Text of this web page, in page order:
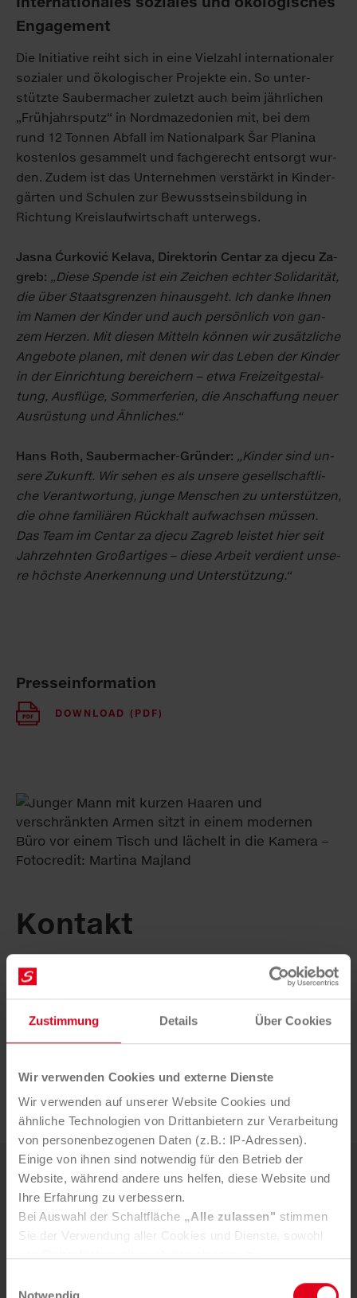
Zustimmung Details Über Cookies
Wir verwenden Cookies und externe Dienste
Wir verwenden auf unserer Website Cookies und
ähnliche Technologien von Drittanbietern zur Verarbeitung
von personenbezogenen Daten (z.B.: IP-Adressen).
Einige von ihnen sind notwendig für den Betrieb der
Website, während andere uns helfen, diese Website und
Ihre Erfahrung zu verbessern.
Bei Auswahl der Schaltfläche „Alle zulassen" stimmen
Sie der Verwendung aller Cookies und Dienste, sowohl
selbst zu entscheiden, welche Cookies-Setzung Sie
Notwendig
En­ga­ge­ment
Die In­itia­ti­ve reiht sich in ei­ne Viel­zahl in­ter­na­tio­na­ler
so­zia­ler und öko­lo­gi­scher Pro­jek­te ein. So un­ter­
stütz­te Sau­ber­ma­cher zu­letzt auch beim jähr­li­chen
„Früh­jahrs­putz“ in Nord­ma­ze­do­ni­en mit, bei dem
rund 12 Ton­nen Ab­fall im Na­tio­nal­park Šar Pla­ni­na
kos­ten­los ge­sam­melt und fach­ge­recht ent­sorgt wur­
den. Zu­dem ist das Un­ter­neh­men ver­stärkt in Kin­der­
gär­ten und Schu­len zur Be­wusst­seins­bil­dung in
Rich­tung Kreis­lauf­wirt­schaft un­ter­wegs.
Jas­na Ćurković Kela­va, Di­rek­to­rin Cen­tar za dje­cu Za­
greb: „Die­se Spen­de ist ein Zei­chen ech­ter So­li­da­ri­tät,
die über Staats­gren­zen hin­aus­geht. Ich dan­ke Ih­nen
im Na­men der Kin­der und auch per­sön­lich von gan­
zem Her­zen. Mit die­sen Mit­teln kön­nen wir zu­sätz­li­che
An­ge­bo­te pla­nen, mit de­nen wir das Le­ben der Kin­der
in der Ein­rich­tung be­rei­chern – et­wa Frei­zeit­ge­stal­
tung, Aus­flü­ge, Som­mer­fe­ri­en, die An­schaf­fung neu­er
Aus­rüs­tung und Ähn­li­ches.“
Hans Roth, Sau­ber­ma­cher-Grün­der: „Kin­der sind un­
se­re Zu­kunft. Wir se­hen es als un­se­re ge­sell­schaft­li­
che Ver­ant­wor­tung, jun­ge Men­schen zu un­ter­stüt­zen,
die oh­ne fa­mi­liä­ren Rück­halt auf­wach­sen müs­sen.
Das Team im Cen­tar za dje­cu Za­greb leis­tet hier seit
Jahr­zehn­ten Groß­ar­ti­ges – die­se Ar­beit ver­dient un­se­
re höchs­te An­er­ken­nung und Un­ter­stüt­zung.“
Presseinformation
DOWNLOAD (PDF)
Kontakt
Bei Presseanfragen wenden Sie sich bitte an:
Mein LinkedIn
Weitere News
5. AUGUST 2026
Mürztaler Sauber­macher bleibt